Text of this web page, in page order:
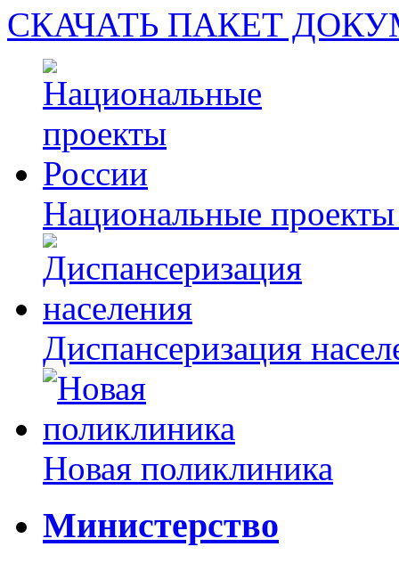
СКАЧАТЬ ПАКЕТ
Национальные
Диспансеризация
Новая поликлиника
Министерство